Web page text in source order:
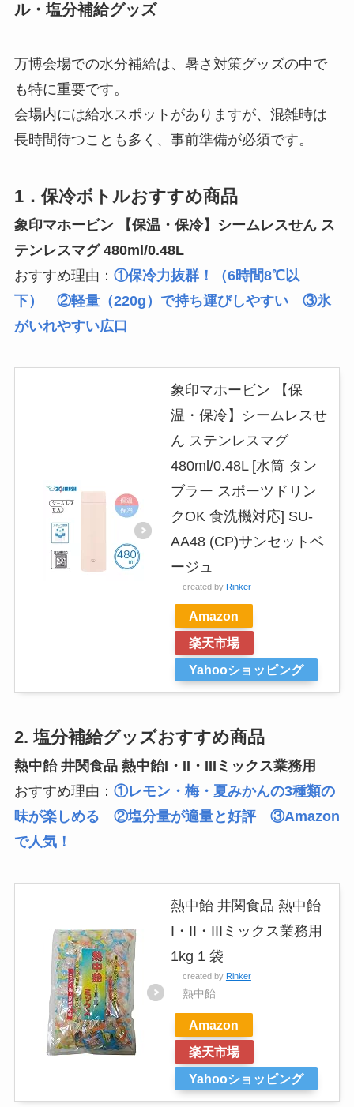
ル・塩分補給グッズ
万博会場での水分補給は、暑さ対策グッズの中で
も特に重要です。
会場内には給水スポットがありますが、混雑時は
長時間待つことも多く、事前準備が必須です。
1．保冷ボトルおすすめ商品
象印マホービン 【保温・保冷】シームレスせん ス
テンレスマグ 480ml/0.48L
おすすめ理由： ①保冷力抜群！（6時間8℃以
下） ②軽量（220g）で持ち運びしやすい ③氷
がいれやすい広口
象印マホービン 【保
温・保冷】シームレスせ
ん ステンレスマグ
480ml/0.48L [水筒 タン
ブラー スポーツドリン
クOK 食洗機対応] SU-
AA48 (CP)サンセットベ
ージュ
created by Rinker
Amazon
楽天市場
Yahooショッピング
2. 塩分補給グッズおすすめ商品
熱中飴 井関食品 熱中飴I・II・IIIミックス業務用
おすすめ理由： ①レモン・梅・夏みかんの3種類の
味が楽しめる ②塩分量が適量と好評 ③Amazon
で人気！
熱中飴 井関食品 熱中飴
I・II・IIIミックス業務用
1kg 1 袋
created by Rinker
熱中飴
Amazon
楽天市場
Yahooショッピング